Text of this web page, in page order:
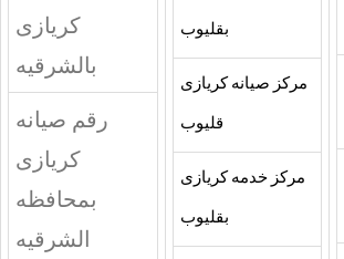
بقليوب
مركز صيانه كريازى
قليوب
مركز خدمه كريازى
بقليوب
كريازى
بالشرقيه
رقم صيانه
كريازى
بمحافظه
الشرقيه